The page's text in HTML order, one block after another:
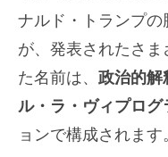
ナルド・トランプ
が、発表されたさ
た名前は、 政治的解
ル・ラ・ヴィプログ
ョンで構成されます。